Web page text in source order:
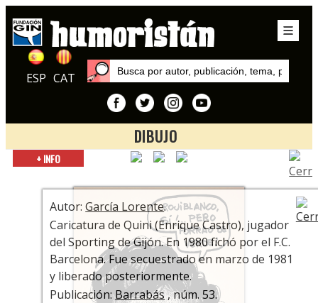
ESP CAT
DIBUJO
Inicio
García Lorente
+ INFO
Autor:García Lorente.
Caricatura de Quini (Enrique Castro), jugador
del Sporting de Gijón. En 1980 fichó por el F.C.
Barcelona. Fue secuestrado en marzo de 1981
y liberado posteriormente.
Publicación:Barrabás, núm. 53.